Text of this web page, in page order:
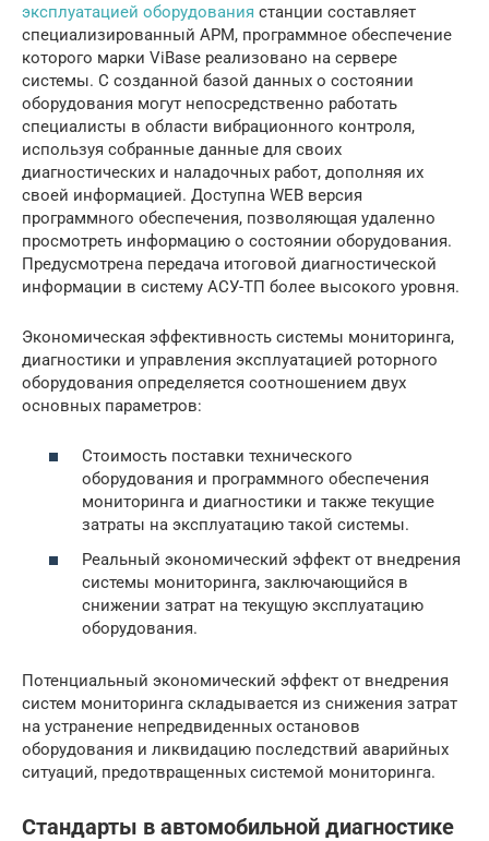
эксплуатацией оборудования станции составляет
специализированный АРМ, программное обеспечение
которого марки ViBase реализовано на сервере
системы. С созданной базой данных о состоянии
оборудования могут непосредственно работать
специалисты в области вибрационного контроля,
используя собранные данные для своих
диагностических и наладочных работ, дополняя их
своей информацией. Доступна WEB версия
программного обеспечения, позволяющая удаленно
просмотреть информацию о состоянии оборудования.
Предусмотрена передача итоговой диагностической
информации в систему АСУ-ТП более высокого уровня.
Экономическая эффективность системы мониторинга,
диагностики и управления эксплуатацией роторного
оборудования определяется соотношением двух
основных параметров:
Стоимость поставки технического
оборудования и программного обеспечения
мониторинга и диагностики и также текущие
затраты на эксплуатацию такой системы.
Реальный экономический эффект от внедрения
системы мониторинга, заключающийся в
снижении затрат на текущую эксплуатацию
оборудования.
Потенциальный экономический эффект от внедрения
систем мониторинга складывается из снижения затрат
на устранение непредвиденных остановов
оборудования и ликвидацию последствий аварийных
ситуаций, предотвращенных системой мониторинга.
Стандарты в автомобильной диагностике